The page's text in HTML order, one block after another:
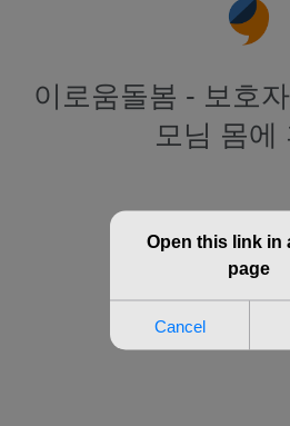
이로움돌봄 - 보호
모님 몸에